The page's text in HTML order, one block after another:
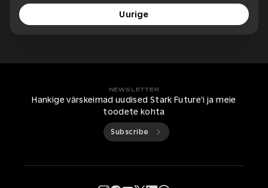
Uurige
NEWSLETTER
Hankige värskeimad uudised Stark Future'i ja meie
toodete kohta
Subscribe